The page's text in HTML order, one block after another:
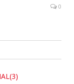
0